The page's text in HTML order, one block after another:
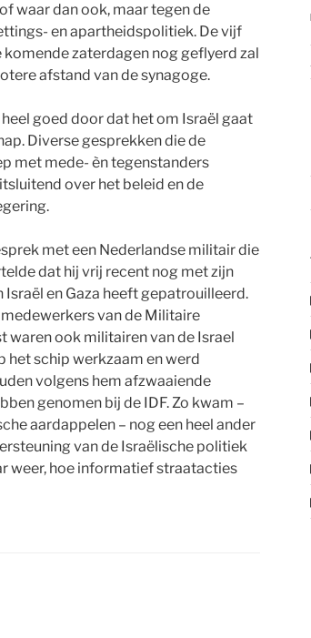
waar dan ook, maar tegen de
en apartheidspolitiek. De vijf
zaterdagen nog geflyerd zal
afstand van de synagoge.
goed door dat het om Israël gaat
Diverse gesprekken die de
met mede- èn tegenstanders
over het beleid en de
met een Nederlandse militair die
dat hij vrij recent nog met zijn
en Gaza heeft gepatrouilleerd.
van de Militaire
waren ook militairen van de Israel
het schip werkzaam en werd
volgens hem afzwaaiende
genomen bij de IDF. Zo kwam –
aardappelen – nog een heel ander
van de Israëlische politiek
weer, hoe informatief straatacties